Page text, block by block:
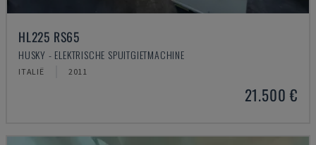
HL225 RS65
HUSKY - ELEKTRISCHE SPUITGIETMACHINE
ITALIË 2011
21.500 €